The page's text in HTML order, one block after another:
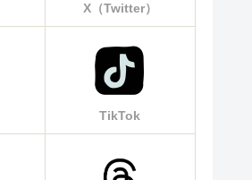
X（Twitter）
TikTok